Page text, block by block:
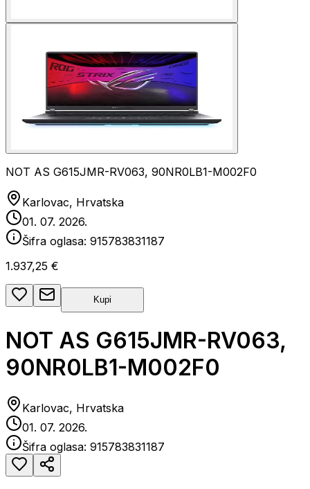
NOT AS G615JMR-RV063, 90NR0LB1-M002F0
Karlovac, Hrvatska
01. 07. 2026.
Šifra oglasa: 915783831187
1.937,25 €
Kupi
NOT AS G615JMR-RV063,
90NR0LB1-M002F0
Karlovac, Hrvatska
01. 07. 2026.
Šifra oglasa: 915783831187